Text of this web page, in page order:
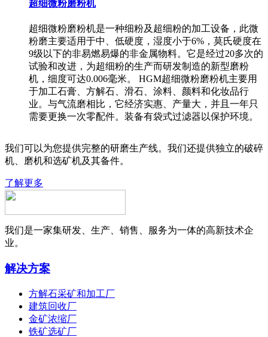
超细微粉磨粉机
超细微粉磨粉机是一种细粉及超细粉的加工设备，此微
粉磨主要适用于中、低硬度，湿度小于6%，莫氏硬度在
9级以下的非易燃易爆的非金属物料。它是经过20多次的
试验和改进，为超细粉的生产而研发制造的新型磨粉
机，细度可达0.006毫米。 HGM超细微粉磨粉机主要用
于加工石膏、方解石、滑石、涂料、颜料和化妆品行
业。与气流磨相比，它经济实惠、产量大，并且一年只
需要更换一次零配件。装备有袋式过滤器以保护环境。
我们可以为您提供完整的研磨生产线。我们还提供独立的破碎
机、磨机和选矿机及其备件。
了解更多
我们是一家集研发、生产、销售、服务为一体的高新技术企
业。
解决方案
方解石采矿和加工厂
建筑回收厂
金矿浓缩厂
铁矿选矿厂